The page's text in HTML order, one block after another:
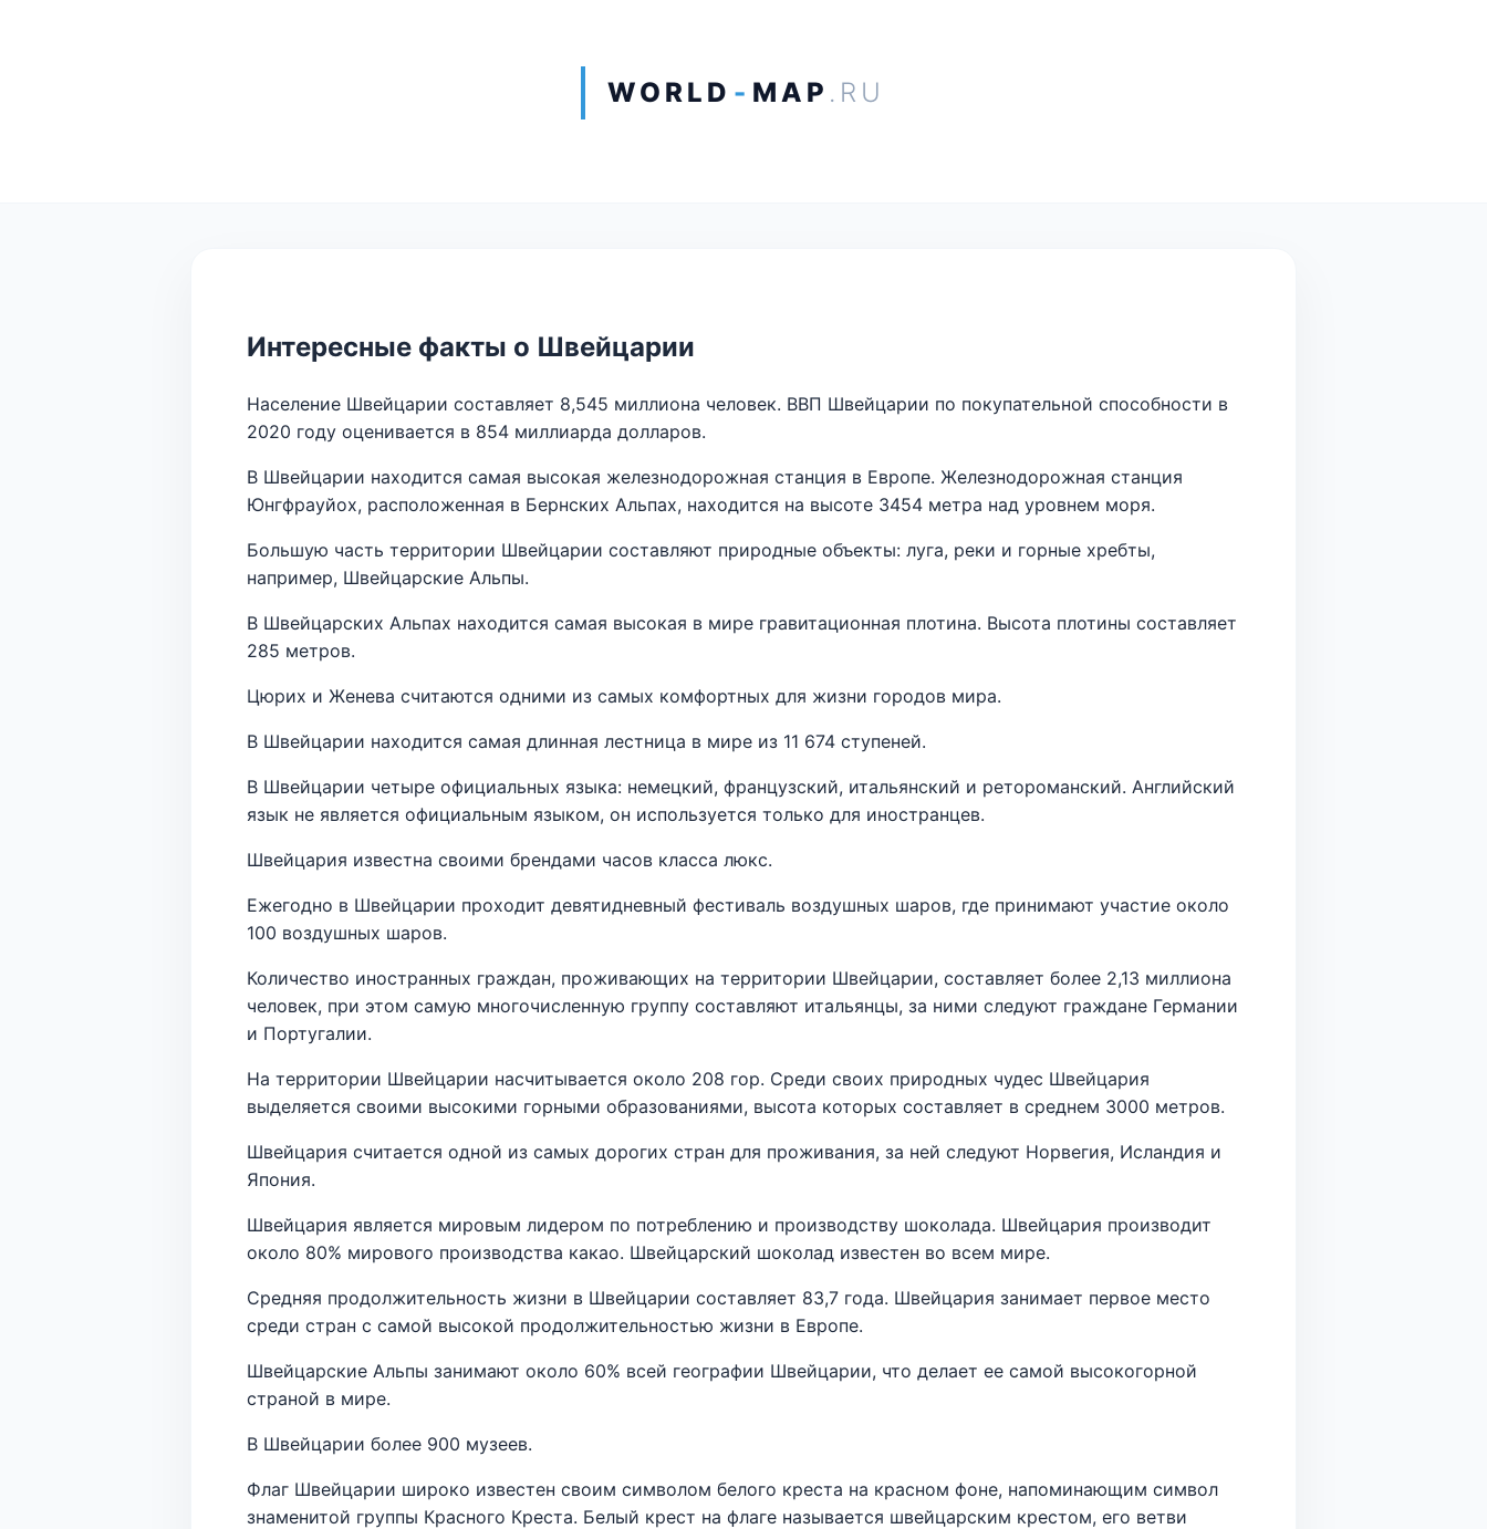
WORLD - MAP .RU
Интересные факты о Швейцарии
Население Швейцарии составляет 8,545 миллиона человек. ВВП Швейцарии по покупательной способности в
2020 году оценивается в 854 миллиарда долларов.
В Швейцарии находится самая высокая железнодорожная станция в Европе. Железнодорожная станция
Юнгфрауйох, расположенная в Бернских Альпах, находится на высоте 3454 метра над уровнем моря.
Большую часть территории Швейцарии составляют природные объекты: луга, реки и горные хребты,
например, Швейцарские Альпы.
В Швейцарских Альпах находится самая высокая в мире гравитационная плотина. Высота плотины составляет
285 метров.
Цюрих и Женева считаются одними из самых комфортных для жизни городов мира.
В Швейцарии находится самая длинная лестница в мире из 11 674 ступеней.
В Швейцарии четыре официальных языка: немецкий, французский, итальянский и ретороманский. Английский
язык не является официальным языком, он используется только для иностранцев.
Швейцария известна своими брендами часов класса люкс.
Ежегодно в Швейцарии проходит девятидневный фестиваль воздушных шаров, где принимают участие около
100 воздушных шаров.
Количество иностранных граждан, проживающих на территории Швейцарии, составляет более 2,13 миллиона
человек, при этом самую многочисленную группу составляют итальянцы, за ними следуют граждане Германии
и Португалии.
На территории Швейцарии насчитывается около 208 гор. Среди своих природных чудес Швейцария
выделяется своими высокими горными образованиями, высота которых составляет в среднем 3000 метров.
Швейцария считается одной из самых дорогих стран для проживания, за ней следуют Норвегия, Исландия и
Япония.
Швейцария является мировым лидером по потреблению и производству шоколада. Швейцария производит
около 80% мирового производства какао. Швейцарский шоколад известен во всем мире.
Средняя продолжительность жизни в Швейцарии составляет 83,7 года. Швейцария занимает первое место
среди стран с самой высокой продолжительностью жизни в Европе.
Швейцарские Альпы занимают около 60% всей географии Швейцарии, что делает ее самой высокогорной
страной в мире.
В Швейцарии более 900 музеев.
Флаг Швейцарии широко известен своим символом белого креста на красном фоне, напоминающим символ
знаменитой группы Красного Креста. Белый крест на флаге называется швейцарским крестом, его ветви